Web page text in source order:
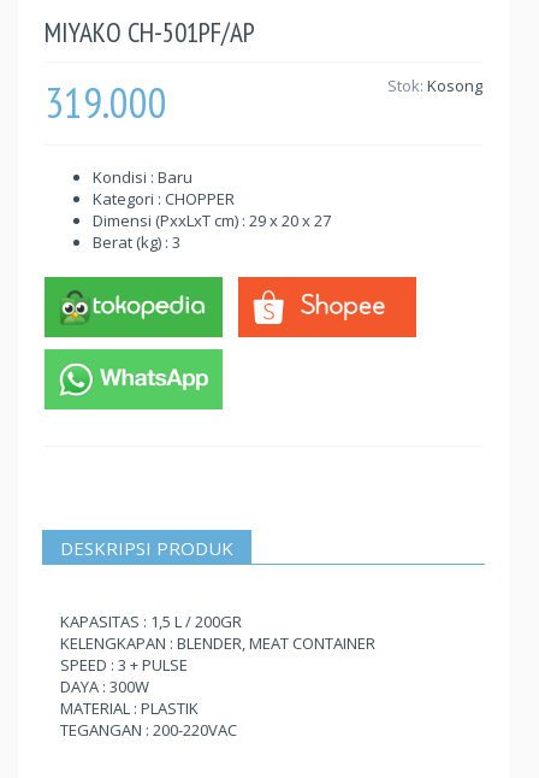
MIYAKO CH-501PF/AP
319.000 Stok: Kosong
Kondisi : Baru
Kategori : CHOPPER
Dimensi (PxxLxT cm) : 29 x 20 x 27
Berat (kg) : 3
DESKRIPSI PRODUK
KAPASITAS : 1,5 L / 200GR
KELENGKAPAN : BLENDER, MEAT CONTAINER
SPEED : 3 + PULSE
DAYA : 300W
MATERIAL : PLASTIK
TEGANGAN : 200-220VAC